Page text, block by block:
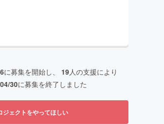
に募集を開始し、 19人の支援により
30に募集を終了しました
ジェクトをやってほしい